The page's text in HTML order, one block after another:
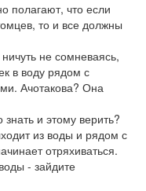
полагают, что если
то и все должны
не сомневаясь,
в воду рядом с
Ачотакова? Она
и этому верить?
из воды и рядом с
отряхиваться.
- зайдите